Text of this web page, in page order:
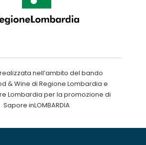
nell’ambito del bando
& Wine di Regione Lombardia e
Lombardia per la promozione di
Sapore inLOMBARDIA